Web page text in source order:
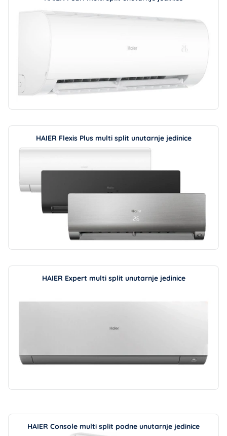
HAIER Flexis Plus multi split unutarnje jedinice
HAIER Expert multi split unutarnje jedinice
HAIER Console multi split podne unutarnje jedinice